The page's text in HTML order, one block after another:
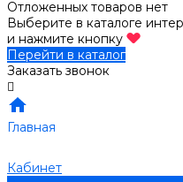
Отложенных товаров нет
Выберите в каталоге
и нажмите кнопку
Перейти в каталог
Заказать звонок
Главная
Кабинет